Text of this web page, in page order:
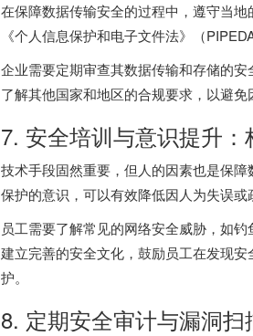
在保障数据传输安全的过程中，遵守当
《个人信息保护和电子文件法》（
企业需要定期审查其数据传输和存储的
了解其他国家和地区的合规要求，以避免
7. 安全培训与意识提升
技术手段固然重要，但人的因素也是保
保护的意识，可以有效降低因人为失误或
员工需要了解常见的网络安全威胁，如
建立完善的安全文化，鼓励员工在发现
护。
8. 定期安全审计与漏洞